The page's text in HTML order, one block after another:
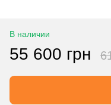
В наличии
55 600 грн